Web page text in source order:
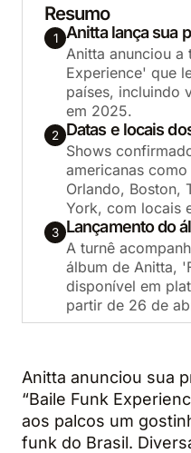
Resumo
1 Anitta lança sua
Anitta anunciou a
Experience' que
países, incluindo
em 2025.
2 Datas e locais
Shows
americanas
Orlando, Boston,
York, com locais
3 Lançamento do
A turnê
álbum de Anitta,
disponível em
partir de 26 de
Anitta anunciou sua
“Baile Funk
aos palcos um
funk do Brasil.